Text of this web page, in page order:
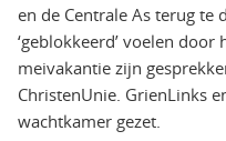
en de Centrale As terug te
‘geblokkeerd’ voelen door
meivakantie zijn
ChristenUnie. GrienLinks
wachtkamer gezet.